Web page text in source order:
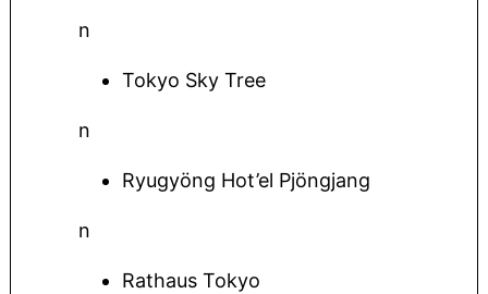
n
Tokyo Sky Tree
n
Ryugyöng Hot’el Pjöngjang
n
Rathaus Tokyo